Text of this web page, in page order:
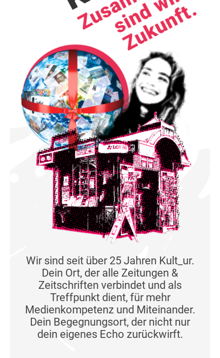
Wir sind seit über 25 Jahren Kult_ur.
Dein Ort, der alle Zeitungen &
Zeitschriften verbindet und als
Treffpunkt dient, für mehr
Medienkompetenz und Miteinander.
Dein Begegnungsort, der nicht nur
dein eigenes Echo zurückwirft.